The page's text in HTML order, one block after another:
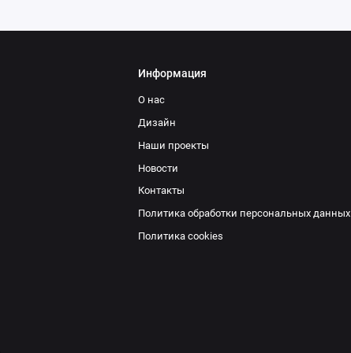
Информация
О нас
Дизайн
Наши проекты
Новости
Контакты
Политика обработки персональных данных
Политика cookies